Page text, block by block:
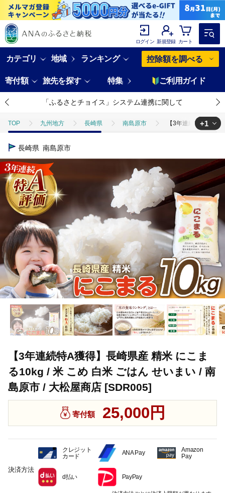
ログイン 新規登録 カート
カテゴリ 地域 ランキング 控除額を調べる
寄付額 旅先を探す 特集 ご利用ガイド
「ふるさとチョイス」システム連携に関して
TOP 九州地方 長崎県 南島原市 【3年連続特A獲得
TOP
+1
長崎県 南島原市
【3年連続特A獲得】長崎県産 精米 にこま
る10kg / 米 こめ 白米 ごはん せいまい / 南
島原市 / 大松屋商店 [SDR005]
寄付額 25,000円
決済方法
クレジット
カード
ANA Pay
Amazon
Pay
d払い PayPay